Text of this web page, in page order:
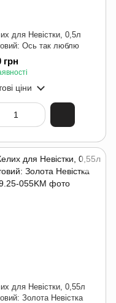
для Невістки, 0,5л
Ось так люблю
грн
ціни
для Невістки, 0,55л
Золота Невістка